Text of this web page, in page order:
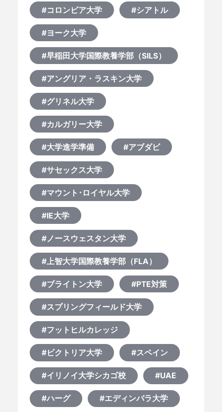
#コロンビア大学 #シアトル
#ヨーク大学
#早稲田大学国際教養学部（SILS）
#アングリア・ラスキン大学
#グリネル大学
#カルガリー大学
#大学進学準備 #アブダビ
#サセックス大学
#マウント･ロイヤル大学
#IE大学
#ノースウェスタン大学
#上智大学国際教養学部（FLA）
#ブライトン大学 #PTE対策
#スプリングフィールド大学
#フットヒルカレッジ
#ビクトリア大学 #スペイン
#イリノイ大学シカゴ校 #UAE
#ハーグ #エディンバラ大学